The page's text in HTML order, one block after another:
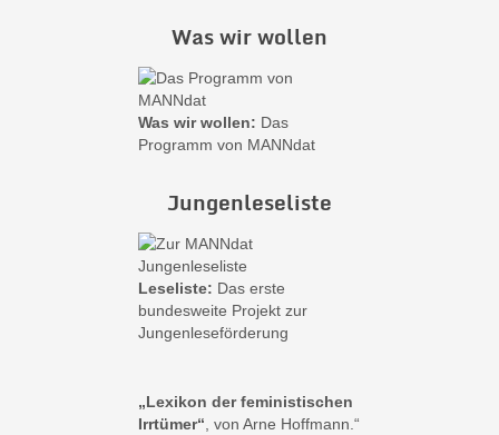
Was wir wollen
Was wir wollen: Das
Programm von MANNdat
Jungenleseliste
Leseliste: Das erste
bundesweite Projekt zur
Jungenleseförderung
„Lexikon der feministischen
Irrtümer“ , von Arne Hoffmann.“